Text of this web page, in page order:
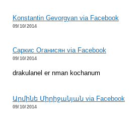
Konstantin Gevorgyan via Facebook
09/10/2014
Саркис Оганисян via Facebook
09/10/2014
drakulanel er nman kochanum
Արմինե Միրիջանյան via Facebook
09/10/2014